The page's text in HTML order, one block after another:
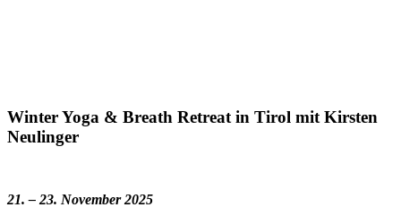
Winter Yoga & Breath Retreat in Tirol mit Kirsten
Neulinger
21. – 23. November 2025